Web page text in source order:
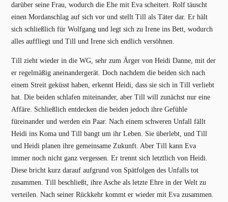
darüber seine Frau, wodurch die Ehe mit Eva scheitert. Rolf täuscht
einen Mordanschlag auf sich vor und stellt Till als Täter dar. Er hält
sich schließlich für Wolfgang und legt sich zu Irene ins Bett, wodurch
alles auffliegt und Till und Irene sich endlich versöhnen.
Till zieht wieder in die WG, sehr zum Ärger von Heidi Danne, mit der
er regelmäßig aneinandergerät. Doch nachdem die beiden sich nach
einem Streit geküsst haben, erkennt Heidi, dass sie sich in Till verliebt
hat. Die beiden schlafen miteinander, aber Till will zunächst nur eine
Affäre. Schließlich entdecken die beiden jedoch ihre Gefühle
füreinander und werden ein Paar. Nach einem schweren Unfall fällt
Heidi ins Koma und Till bangt um ihr Leben. Sie überlebt, und Till
und Heidi planen ihre gemeinsame Zukunft. Aber Till kann Eva
immer noch nicht ganz vergessen. Er trennt sich letztlich von Heidi.
Diese bricht kurz darauf aufgrund von Spätfolgen des Unfalls tot
zusammen. Till beschließt, ihre Asche als letzte Ehre in der Welt zu
verteilen. Nach seiner Rückkehr kommt er wieder mit Eva zusammen.